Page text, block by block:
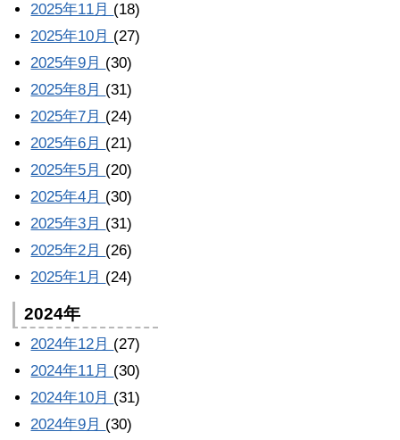
2025年11月 (18)
2025年10月 (27)
2025年9月 (30)
2025年8月 (31)
2025年7月 (24)
2025年6月 (21)
2025年5月 (20)
2025年4月 (30)
2025年3月 (31)
2025年2月 (26)
2025年1月 (24)
2024年
2024年12月 (27)
2024年11月 (30)
2024年10月 (31)
2024年9月 (30)